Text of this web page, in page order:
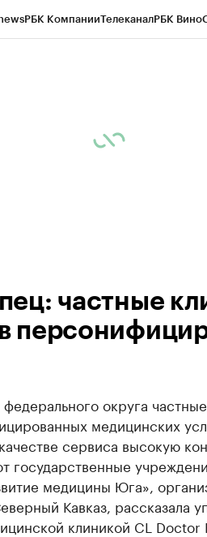
РБК КомпанииТелеканалРБК Вино
частные
округа
медицинских
сервиса высокую
государственные
медицины Юга»,
Кавказ, рассказала
клиникой CL Doctor